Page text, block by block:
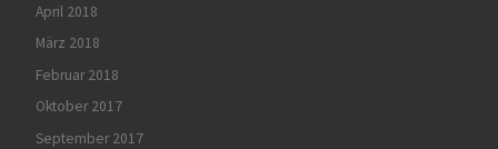
April 2018
März 2018
Februar 2018
Oktober 2017
September 2017